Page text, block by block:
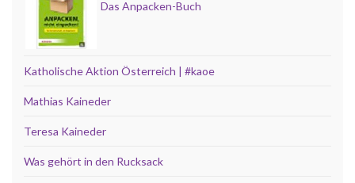
Das Anpacken-Buch
Katholische Aktion Österreich | #kaoe
Mathias Kaineder
Teresa Kaineder
Was gehört in den Rucksack